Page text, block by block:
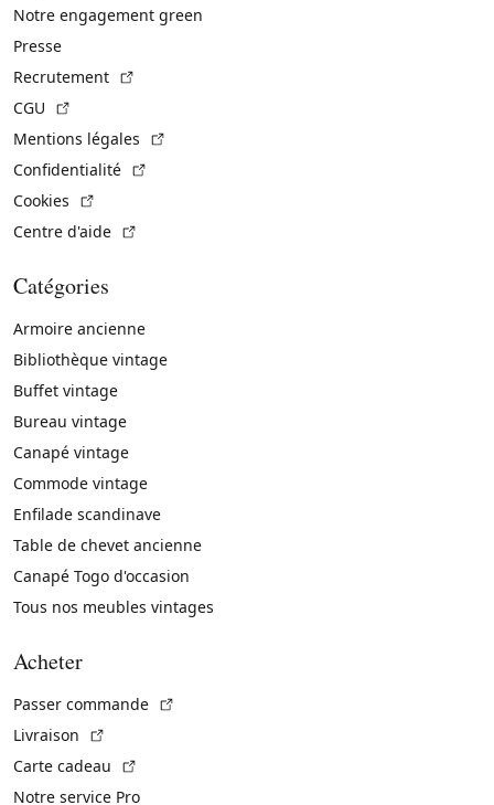
Notre engagement green
Presse
Recrutement
CGU
Mentions légales
Confidentialité
Cookies
Centre d'aide
Catégories
Armoire ancienne
Bibliothèque vintage
Buffet vintage
Bureau vintage
Canapé vintage
Commode vintage
Enfilade scandinave
Table de chevet ancienne
Canapé Togo d'occasion
Tous nos meubles vintages
Acheter
Passer commande
Livraison
Carte cadeau
Notre service Pro